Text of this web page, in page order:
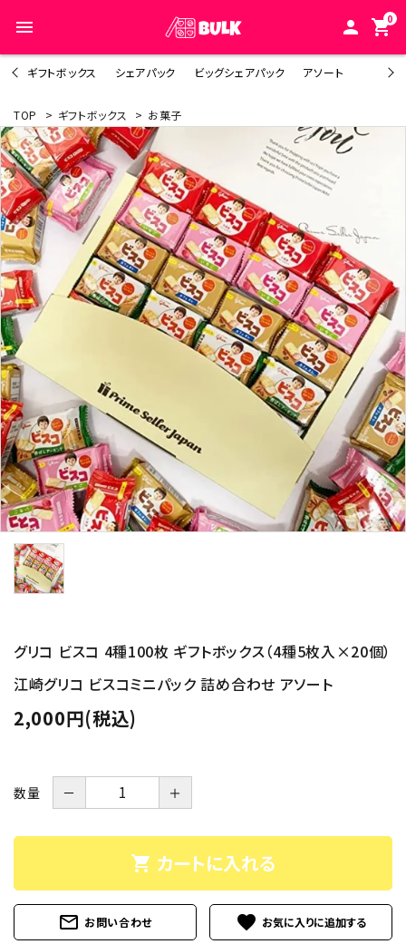
menu person 0
shopping_cart
ギフトボックス シェアパック ビッグシェアパック アソート
search
人気キーワード1
人気キーワード2
人気キーワード3
人気キーワード5
ACCOUNT MENU
ようこそ ゲスト 様
meeting_room ログイン person 新規会員登録
カテゴリーから探す
シーンから探す
ご利用ガイド
プライバシーポリシー
特定商取引法について
お問い合わせ
TOP > ギフトボックス > お菓子
グリコ ビスコ 4種100枚 ギフトボックス（4種5枚入×20個）
江崎グリコ ビスコミニパック 詰め合わせ アソート
2,000円(税込)
数量 － ＋
shopping_cart カートに入れる
mail_outline お問い合わせ favorite